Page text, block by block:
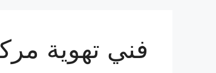
فني تهوية